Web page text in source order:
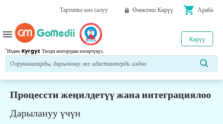
Тартипке көз салуу Өнөктөш Кирүү shopping_cart Араба
*Издөө Kyrgyz Тилди жогорудан өзгөртүңүз.
Кирүү
menu
Процессти жеңилдетүү жана интеграциялоо
Дарылануу үчүн